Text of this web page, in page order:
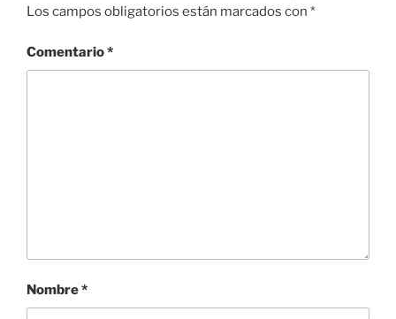
Los campos obligatorios están marcados con *
Comentario*
Nombre*